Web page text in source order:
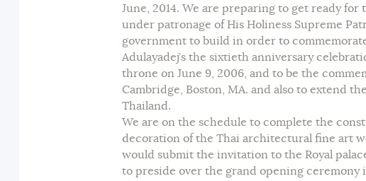
June, 2014. We are preparing to get ready
under patronage of His Holiness Supreme
government to build in order to
Adulayadej’s the sixtieth anniversary
throne on June 9, 2006, and to be the
Cambridge, Boston, MA. and also to extend
Thailand.
We are on the schedule to complete the
decoration of the Thai architectural fine art
would submit the invitation to the Royal
to preside over the grand opening ceremony